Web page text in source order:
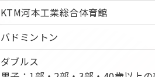
KTM河本工業総合体育館
バドミントン
ダブルス